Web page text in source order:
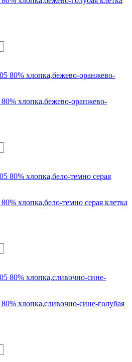
хлопка,бежево-оранжево-
хлопка,бело-темно серая клетка
хлопка,сливочно-сине-голубая